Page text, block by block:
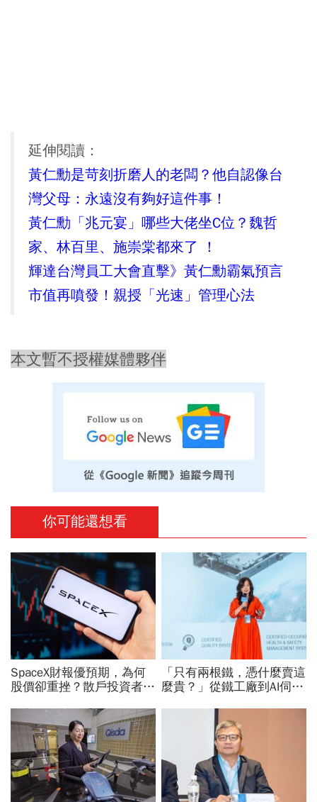
延伸閱讀：
黃仁勳是苛刻折磨人的老闆？他自認像台
灣父母：永遠沒有夠好這件事！
黃仁勳「兆元宴」哪些大佬坐C位？魏哲
家、林百里、施崇棠都來了 ！
輝達台灣員工大會直擊》黃仁勳霸氣預言
市值再噴發！親授「光速」管理心法
本文暫不授權媒體夥伴
你可能還想看
SpaceX財報優預期，為何
股價卻重挫？散戶投資者
售股將解禁，賣壓將湧現？
「只有兩根鐵，憑什麼賣這
麼貴？」從鐵工廠到AI伺服
城河創造超高毛利率